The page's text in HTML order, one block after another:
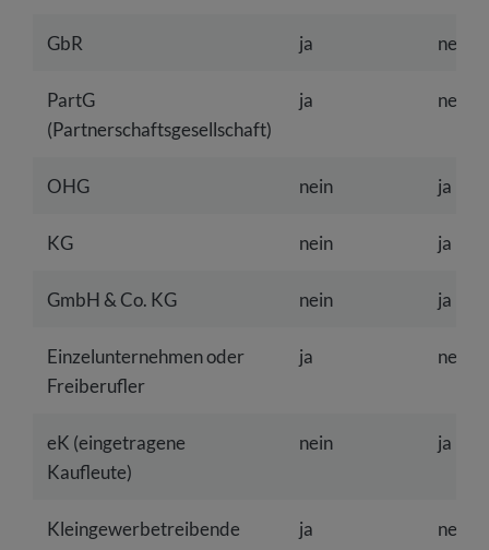
GbR ja nein
PartG
(Partnerschaftsgesellschaft)
ja nein
OHG nein ja
KG nein ja
GmbH & Co. KG nein ja
Einzelunternehmen oder
Freiberufler
ja nein
eK (eingetragene
Kaufleute)
nein ja
Kleingewerbetreibende ja nein